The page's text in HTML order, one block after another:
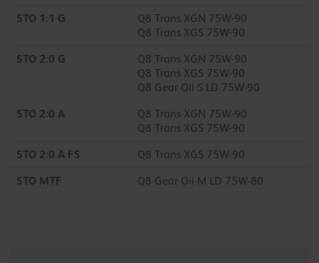
STO 1:1 G
Q8 Trans XGN 75W-90
Q8 Trans XGS 75W-90
STO 2:0 G
Q8 Trans XGN 75W-90
Q8 Trans XGS 75W-90
Q8 Gear Oil S LD 75W-90
STO 2:0 A
Q8 Trans XGN 75W-90
Q8 Trans XGS 75W-90
STO 2:0 A FS Q8 Trans XGS 75W-90
STO MTF Q8 Gear Oil M LD 75W-80